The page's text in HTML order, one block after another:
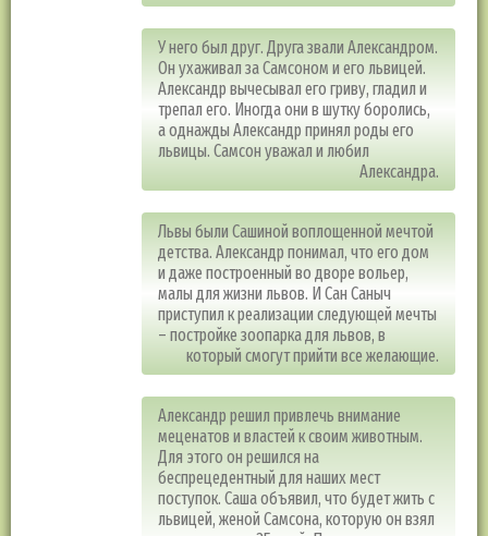
У него был друг. Друга звали Александром.
Он ухаживал за Самсоном и его львицей.
Александр вычесывал его гриву, гладил и
трепал его. Иногда они в шутку боролись,
а однажды Александр принял роды его
львицы. Самсон уважал и любил
Александра.
Львы были Сашиной воплощенной мечтой
детства. Александр понимал, что его дом
и даже построенный во дворе вольер,
малы для жизни львов. И Сан Саныч
приступил к реализации следующей мечты
– постройке зоопарка для львов, в
который смогут прийти все желающие.
Александр решил привлечь внимание
меценатов и властей к своим животным.
Для этого он решился на
беспрецедентный для наших мест
поступок. Саша объявил, что будет жить с
львицей, женой Самсона, которую он взял